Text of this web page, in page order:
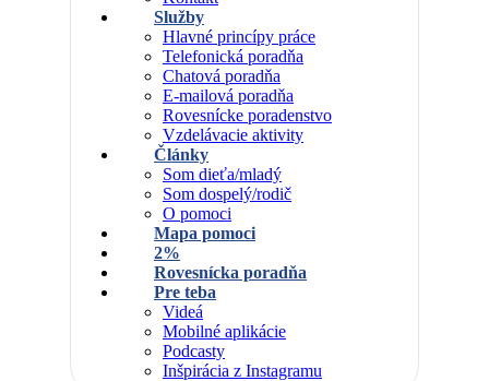
Služby
Hlavné princípy práce
Telefonická poradňa
Chatová poradňa
E-mailová poradňa
Rovesnícke poradenstvo
Vzdelávacie aktivity
Články
Som dieťa/mladý
Som dospelý/rodič
O pomoci
Mapa pomoci
2%
Rovesnícka poradňa
Pre teba
Videá
Mobilné aplikácie
Podcasty
Inšpirácia z Instagramu